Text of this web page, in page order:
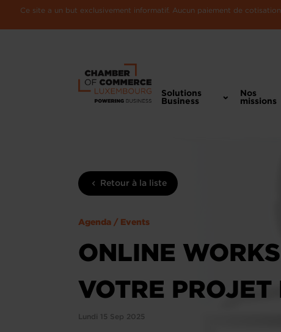
Ce site a un but exclusivement informatif. Aucun paiement de
Solutions
Business
Nos
missions
Retour à la liste
Agenda / Events
ONLINE
VOTRE
Lundi 15 Sep 2025